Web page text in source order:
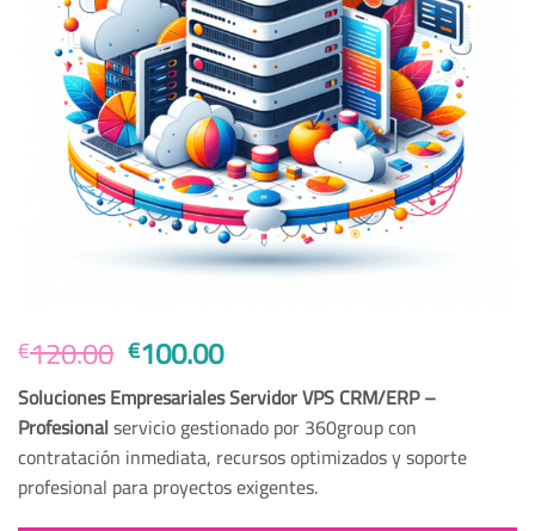
€120.00 El
precio
original
era:
€120.00.
€100.00El
precio
actual
es:
€100.00.
Soluciones Empresariales Servidor VPS CRM/ERP –
Profesionalservicio gestionado por 360group con
contratación inmediata, recursos optimizados y soporte
profesional para proyectos exigentes.